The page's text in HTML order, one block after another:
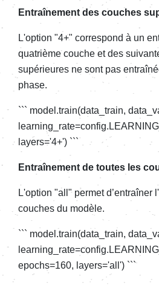
Entraînement des couches
L'option "4+" correspond à un
quatrième couche et des
supérieures ne sont pas
phase.
``` model.train(data_train,
layers='4+') ```
Entraînement de toutes les
L'option "all" permet d’entraîner
couches du modèle.
``` model.train(data_train,
epochs=160, layers='all') ```